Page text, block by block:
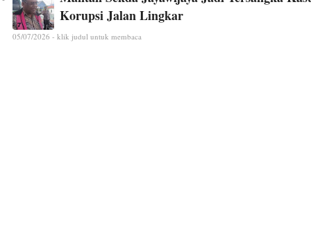
Korupsi Jalan Lingkar
05/07/2026 - klik judul untuk membaca